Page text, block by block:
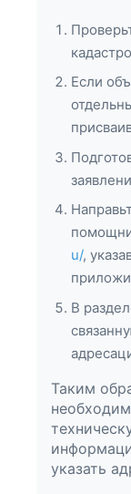
Если
u/,
В
Таким
указать